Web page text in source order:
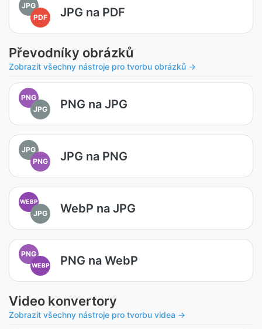
JPG
PDF
JPG na PDF
Převodníky obrázků
Zobrazit všechny nástroje pro tvorbu obrázků →
PNG
JPG
PNG na JPG
JPG
PNG
JPG na PNG
WEBP
JPG WebP na JPG
PNG
WEBP PNG na WebP
Video konvertory
Zobrazit všechny nástroje pro tvorbu videa →